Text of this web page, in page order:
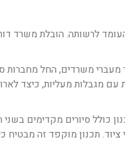
העומד לרשותה. הובלת משרד
מעברי משרדים, החל
מגבלות מעליות, כיצד
כולל סיורים מקדימים
תכנון מוקפד זה מבטיח